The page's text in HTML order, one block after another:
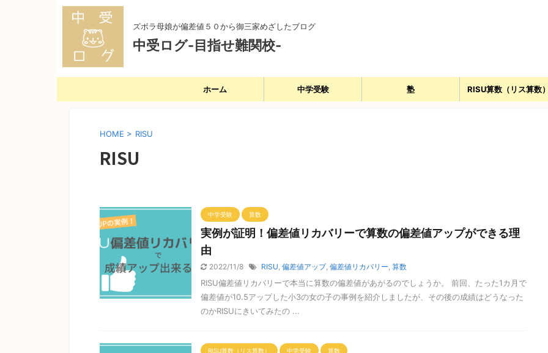
ズボラ母娘が偏差値５０から御三家めざしたブログ
中受ログ-目指せ難関校-
ホーム 中学受験 塾 RISU算数（リス算数
HOME > RISU
RISU
中学受験 算数
実例が証明！偏差値リカバリーで算数の偏差値アップができる理
由
2022/11/8 RISU, 偏差値アップ, 偏差値リカバリー, 算数
RISU偏差値リカバリーで本当に算数の偏差値があがるのでしょうか。 前回、たった1カ月で
偏差値が10.5アップした小3の女の子の事例を紹介しましたが、その後の成績はどうなった
のかRISUにきいてみたの ...
RISU算数（リス算数） 中学受験 算数